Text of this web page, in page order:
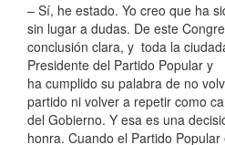
– Sí, he estado. Yo creo que ha
sin lugar a dudas. De este
conclusión clara, y toda la
Presidente del Partido Popular y
ha cumplido su palabra de no
partido ni volver a repetir como
del Gobierno. Y esa es una
honra. Cuando el Partido